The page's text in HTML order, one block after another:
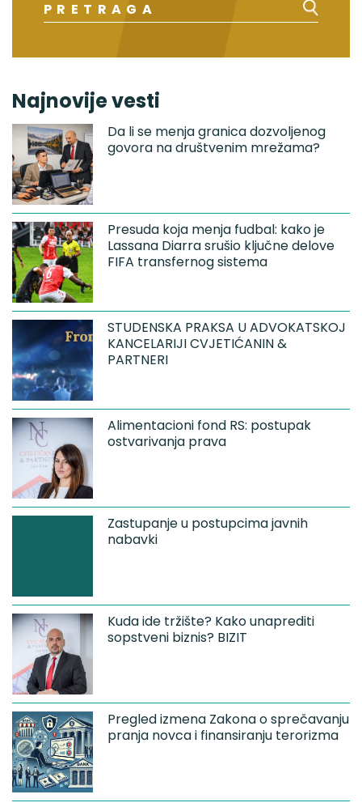
Najnovije vesti
Da li se menja granica dozvoljenog
govora na društvenim mrežama?
Presuda koja menja fudbal: kako je
Lassana Diarra srušio ključne delove
FIFA transfernog sistema
STUDENSKA PRAKSA U ADVOKATSKOJ
KANCELARIJI CVJETIĆANIN &
PARTNERI
Alimentacioni fond RS: postupak
ostvarivanja prava
Zastupanje u postupcima javnih
nabavki
Kuda ide tržište? Kako unaprediti
sopstveni biznis? BIZIT
Pregled izmena Zakona o sprečavanju
pranja novca i finansiranju terorizma